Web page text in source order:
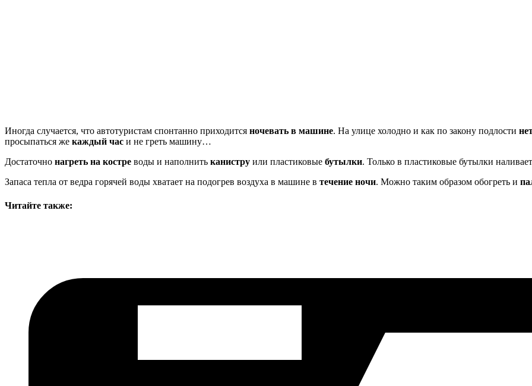
Иногда случается, что автотуристам спонтанно приходится ночевать в машине. На улице холодно и как по закону подлости
просыпаться же каждый час и не греть машину…
Достаточно нагреть на костре воды и наполнить канистру или пластиковые бутылки. Только в пластиковые бутылки
Запаса тепла от ведра горячей воды хватает на подогрев воздуха в машине в течение ночи. Можно таким образом обогреть и
Читайте также: